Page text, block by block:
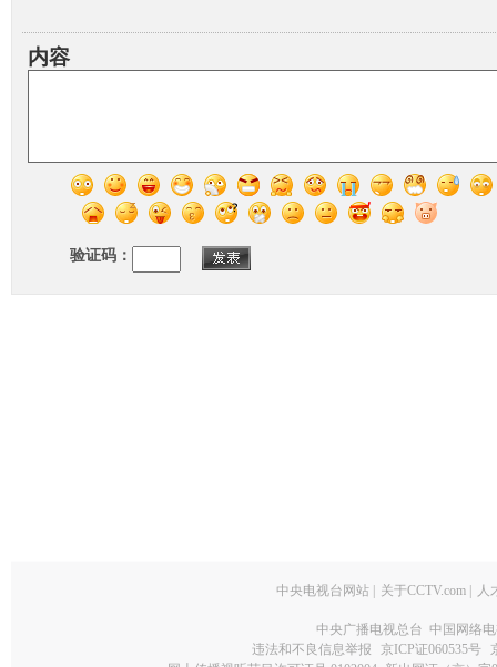
内容
验证码：
中央电视台网站 关于CCTV.com 人
中央广播电视总台 中国网络
违法和不良信息举报
京ICP证060535号